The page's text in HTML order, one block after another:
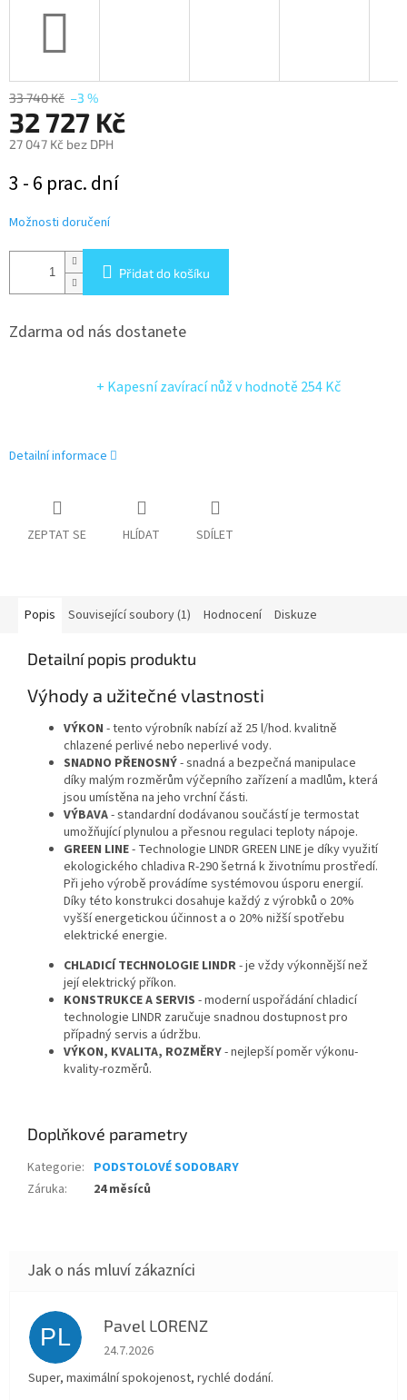
33 740 Kč –3 %
32 727 Kč
27 047 Kč bez DPH
cena:
3 - 6 prac. dní
Možnosti doručení
Přidat do košíku
Zdarma od nás dostanete
+ Kapesní zavírací nůžv hodnotě 254 Kč
Detailní informace
ZEPTAT SE HLÍDAT SDÍLET
Popis Související soubory (1) Hodnocení Diskuze
Detailní popis produktu
Výhody a užitečné vlastnosti
VÝKON - tento výrobník nabízí až 25 l/hod. kvalitně
chlazené perlivé nebo neperlivé vody.
SNADNO PŘENOSNÝ- snadná a bezpečná manipulace
díky malým rozměrům výčepního zařízení a madlům, která
jsou umístěna na jeho vrchní části.
VÝBAVA- standardní dodávanou součástí je termostat
umožňující plynulou a přesnou regulaci teploty nápoje.
GREEN LINE- Technologie LINDR GREEN LINE je díky využití
ekologického chladiva R-290 šetrná k životnímu prostředí.
Při jeho výrobě provádíme systémovou úsporu energií.
Díky této konstrukci dosahuje každý z výrobků o 20%
vyšší energetickou účinnost a o 20% nižší spotřebu
elektrické energie.
CHLADICÍ TECHNOLOGIE LINDR- je vždy výkonnější než
její elektrický příkon.
KONSTRUKCE A SERVIS - moderní uspořádání chladicí
technologie LINDR zaručuje snadnou dostupnost pro
případný servis a údržbu.
VÝKON, KVALITA, ROZMĚRY- nejlepší poměr výkonu-
kvality-rozměrů.
Doplňkové parametry
Kategorie: PODSTOLOVÉ SODOBARY
Záruka: 24 měsíců
PL Pavel LORENZ
Hodnocení obchodu je 5 z 5 hvězdiček.
24.7.2026
Super, maximální spokojenost, rychlé dodání.